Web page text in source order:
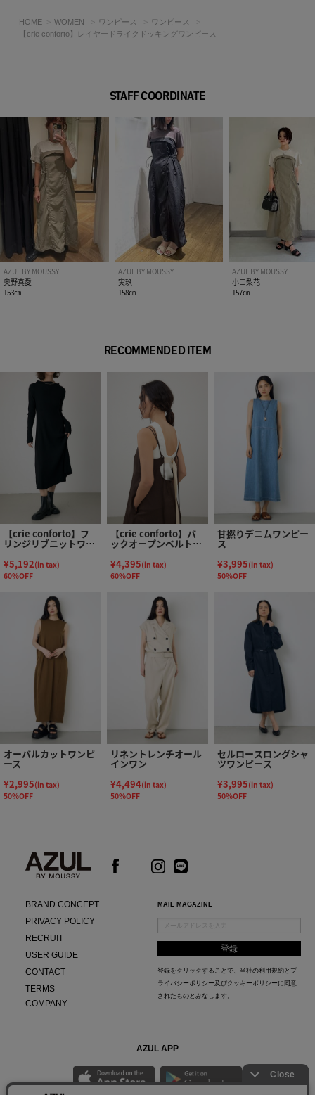
HOME WOMEN ワンピース
ワンピース
【crie conforto】レイヤードライクドッキングワンピース
STAFF COORDINATE
AZUL BY MOUSSY
奥野真愛
153㎝
AZUL BY MOUSSY
実玖
158㎝
AZUL BY MOUSSY
小口梨花
157㎝
RECOMMENDED ITEM
【crie conforto】フ
リンジリブニットワン
¥5,192(in tax)
60%OFF
【crie conforto】バ
ックオープンベルトキ
ャミワンピース
¥4,395(in tax)
60%OFF
甘撚りデニムワンピー
ス
¥3,995(in tax)
50%OFF
オーバルカットワンピ
ース
¥2,995(in tax)
50%OFF
リネントレンチオール
インワン
¥4,494(in tax)
50%OFF
セルロースロングシャ
ツワンピース
¥3,995(in tax)
50%OFF
BRAND CONCEPT
PRIVACY POLICY
RECRUIT
USER GUIDE
CONTACT
TERMS
COMPANY
MAIL MAGAZINE
登録をクリックすることで、当社の利用規約と プ
ライバシーポリシー及びクッキーポリシー に同意
されたものとみなします。
AZUL APP